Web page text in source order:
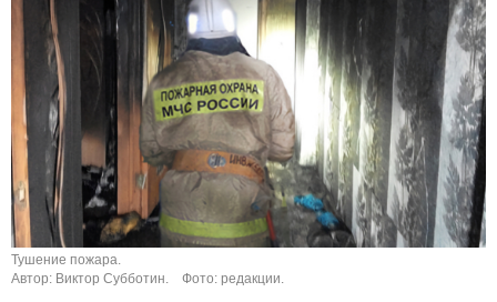
Тушение пожара.
Автор: Виктор Субботин.
Фото: редакции.